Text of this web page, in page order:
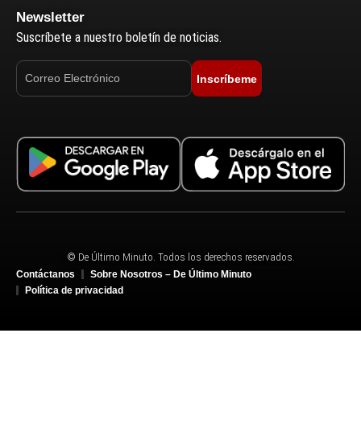
Newsletter
Suscríbete a nuestro boletín de noticias.
Inscríbeme
© De Último Minuto. Todos los derechos reservados.
Contáctanos
Sobre Nosotros – De Último Minuto
Política de privacidad